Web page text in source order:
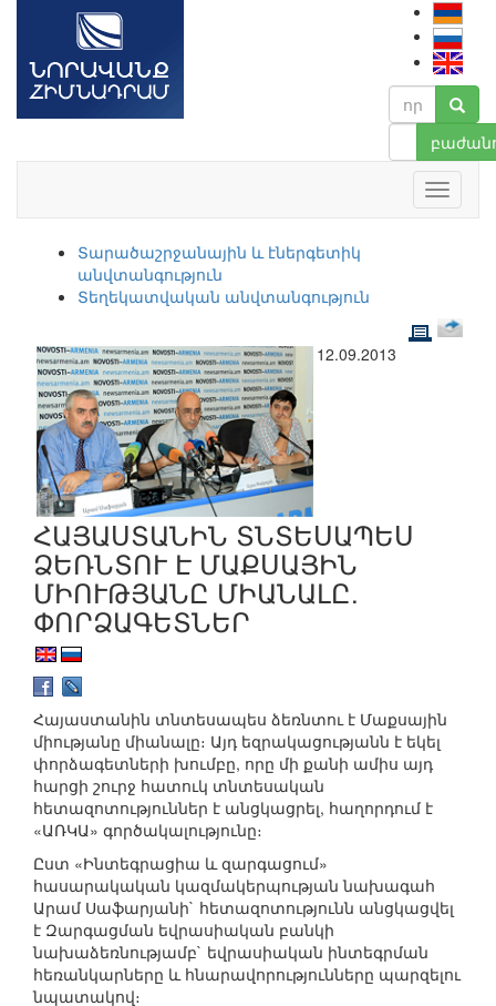
Տարածաշրջանային և էներգետիկ
անվտանգություն
Տեղեկատվական անվտանգություն
12.09.2013
ՀԱՅԱՍՏԱՆԻՆ ՏՆՏԵՍԱՊԵՍ
ՁԵՌՆՏՈՒ Է ՄԱՔՍԱՅԻՆ
ՄԻՈՒԹՅԱՆԸ ՄԻԱՆԱԼԸ.
ՓՈՐՁԱԳԵՏՆԵՐ
Հայաստանին տնտեսապես ձեռնտու է Մաքսային
միությանը միանալը։ Այդ եզրակացությանն է եկել
փորձագետների խումբը, որը մի քանի ամիս այդ
հարցի շուրջ հատուկ տնտեսական
հետազոտություններ է անցկացրել, հաղորդում է
«ԱՌԿԱ» գործակալությունը։
Ըստ «Ինտեգրացիա և զարգացում»
հասարակական կազմակերպության նախագահ
Արամ Սաֆարյանի` հետազոտությունն անցկացվել
է Զարգացման եվրասիական բանկի
նախաձեռնությամբ` եվրասիական ինտեգրման
հեռանկարները և հնարավորությունները պարզելու
նպատակով։